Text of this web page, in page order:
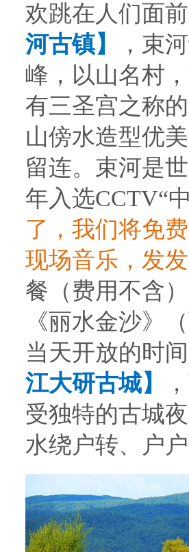
欢跳在人们面
河古镇】
，束
峰，以山名村
有三圣宫之称的
山傍水造型优
留连。束河是
年入选CCTV“
了，我们将免
现场音乐，发
餐（费用不含
《丽水金沙》
当天开放的时
江大研古城】
受独特的古城
水绕户转、户